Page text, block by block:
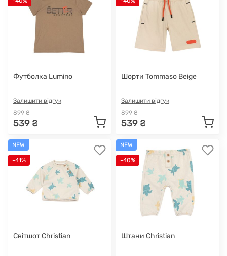
Футболка Lumino
Залишити відгук
899 ₴
539 ₴
Шорти Tommaso Beige
Залишити відгук
899 ₴
539 ₴
NEW
-41%
Світшот Christian
NEW
-40%
Штани Christian